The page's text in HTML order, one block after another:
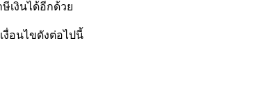
เงินได้อีกด้วย
งื่อนไขดังต่อไปนี้